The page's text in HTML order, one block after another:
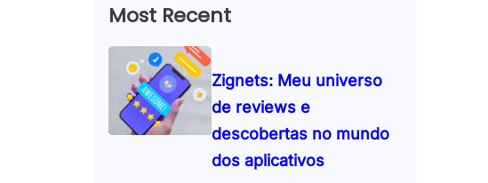
Most Recent
Zignets: Meu universo
de reviews e
descobertas no mundo
dos aplicativos